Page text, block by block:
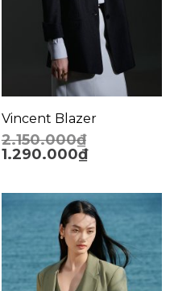
Vincent Blazer
2.150.000₫
1.290.000₫